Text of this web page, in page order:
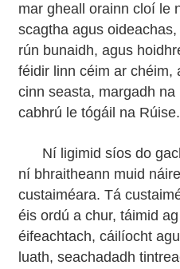
mar gheall orainn cloí le
scagtha agus
rún bunaidh, agus
féidir linn céim ar chéim,
cinn seasta, margadh
cabhrú le tógáil na Rúise.
Ní ligimid síos do
ní bhraitheann muid
custaiméara. Tá
éis ordú a chur, táimid
éifeachtach, cáilíocht
luath, seachadadh